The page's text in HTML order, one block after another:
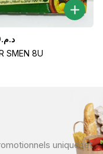
د.م.
SMEN 8U
uniqueset